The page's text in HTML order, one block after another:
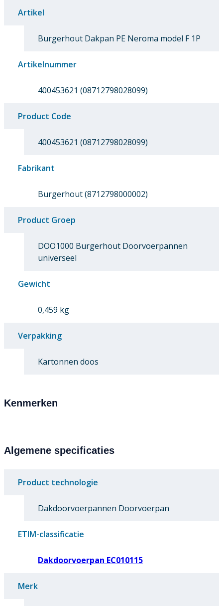
Artikel
Burgerhout Dakpan PE Neroma model F 1P
Artikelnummer
400453621 (08712798028099)
Product Code
400453621 (08712798028099)
Fabrikant
Burgerhout (8712798000002)
Product Groep
DOO1000 Burgerhout Doorvoerpannen
universeel
Gewicht
0,459 kg
Verpakking
Kartonnen doos
Kenmerken
Algemene specificaties
Product technologie
Dakdoorvoerpannen Doorvoerpan
ETIM-classificatie
Dakdoorvoerpan EC010115
Merk